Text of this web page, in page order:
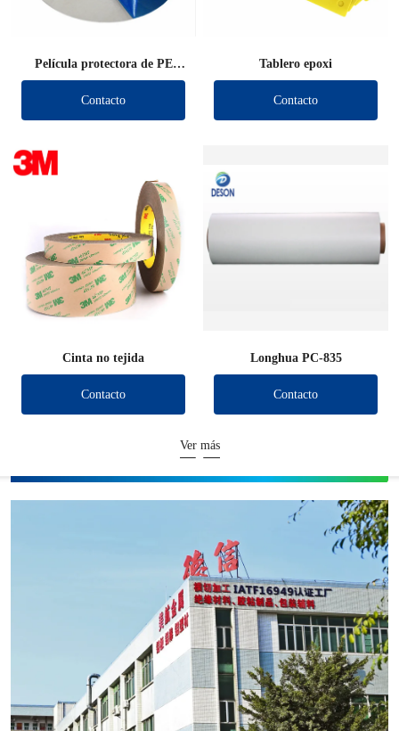
Película protectora de PE
troquelada
Contacto
Tablero epoxi
Contacto
Cinta no tejida
Contacto
Longhua PC-835
Contacto
Ver más